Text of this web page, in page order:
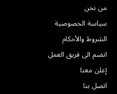
من نحن
سياسة الخصوصية
الشروط والأحكام
انضم الى فريق العمل
إعلن معنا
اتصل بنا